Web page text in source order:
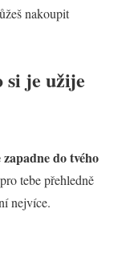
nakoupit
si je užije
zapadne do tvého
tebe přehledně
nejvíce.